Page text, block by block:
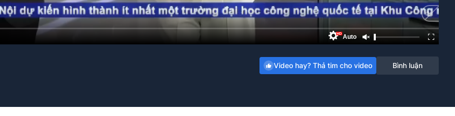
HD Auto
Video hay? Thả tim cho video Bình luận